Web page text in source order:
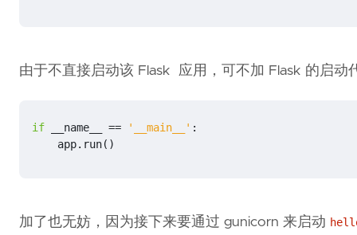
由于不直接启动该 Flask 应用，可不加 Flask 的启动
if __name__ == '__main__' :
app. run()
加了也无妨，因为接下来要通过 gunicorn 来启动